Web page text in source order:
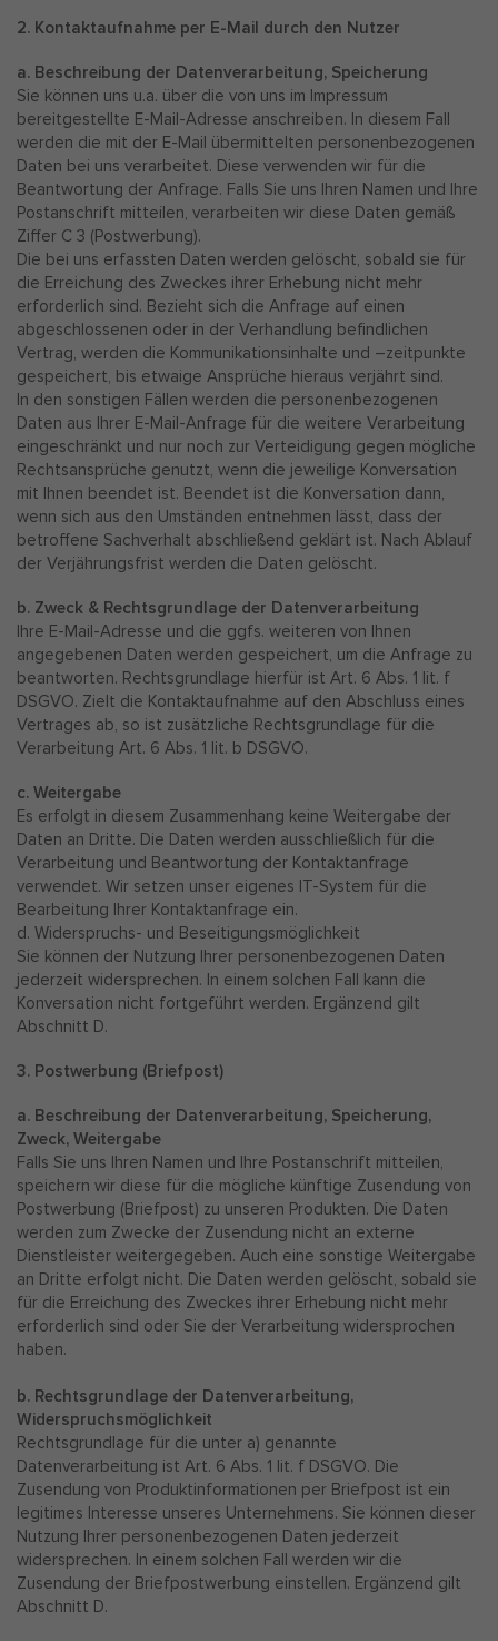
2. Kontaktaufnahme per E-Mail durch den Nutzer
a. Beschreibung der Datenverarbeitung, Speicherung
Sie können uns u.a. über die von uns im Impressum
bereitgestellte E-Mail-Adresse anschreiben. In diesem Fall
werden die mit der E-Mail übermittelten personenbezogenen
Daten bei uns verarbeitet. Diese verwenden wir für die
Beantwortung der Anfrage. Falls Sie uns Ihren Namen und Ihre
Postanschrift mitteilen, verarbeiten wir diese Daten gemäß
Ziffer C 3 (Postwerbung).
Die bei uns erfassten Daten werden gelöscht, sobald sie für
die Erreichung des Zweckes ihrer Erhebung nicht mehr
erforderlich sind. Bezieht sich die Anfrage auf einen
abgeschlossenen oder in der Verhandlung befindlichen
Vertrag, werden die Kommunikationsinhalte und –zeitpunkte
gespeichert, bis etwaige Ansprüche hieraus verjährt sind.
In den sonstigen Fällen werden die personenbezogenen
Daten aus Ihrer E-Mail-Anfrage für die weitere Verarbeitung
eingeschränkt und nur noch zur Verteidigung gegen mögliche
Rechtsansprüche genutzt, wenn die jeweilige Konversation
mit Ihnen beendet ist. Beendet ist die Konversation dann,
wenn sich aus den Umständen entnehmen lässt, dass der
betroffene Sachverhalt abschließend geklärt ist. Nach Ablauf
der Verjährungsfrist werden die Daten gelöscht.
b. Zweck & Rechtsgrundlage der Datenverarbeitung
Ihre E-Mail-Adresse und die ggfs. weiteren von Ihnen
angegebenen Daten werden gespeichert, um die Anfrage zu
beantworten. Rechtsgrundlage hierfür ist Art. 6 Abs. 1 lit. f
DSGVO. Zielt die Kontaktaufnahme auf den Abschluss eines
Vertrages ab, so ist zusätzliche Rechtsgrundlage für die
Verarbeitung Art. 6 Abs. 1 lit. b DSGVO.
c. Weitergabe
Es erfolgt in diesem Zusammenhang keine Weitergabe der
Daten an Dritte. Die Daten werden ausschließlich für die
Verarbeitung und Beantwortung der Kontaktanfrage
verwendet. Wir setzen unser eigenes IT-System für die
Bearbeitung Ihrer Kontaktanfrage ein.
d. Widerspruchs- und Beseitigungsmöglichkeit
Sie können der Nutzung Ihrer personenbezogenen Daten
jederzeit widersprechen. In einem solchen Fall kann die
Konversation nicht fortgeführt werden. Ergänzend gilt
Abschnitt D.
3. Postwerbung (Briefpost)
a. Beschreibung der Datenverarbeitung, Speicherung,
Zweck, Weitergabe
Falls Sie uns Ihren Namen und Ihre Postanschrift mitteilen,
speichern wir diese für die mögliche künftige Zusendung von
Postwerbung (Briefpost) zu unseren Produkten. Die Daten
werden zum Zwecke der Zusendung nicht an externe
Dienstleister weitergegeben. Auch eine sonstige Weitergabe
an Dritte erfolgt nicht. Die Daten werden gelöscht, sobald sie
für die Erreichung des Zweckes ihrer Erhebung nicht mehr
erforderlich sind oder Sie der Verarbeitung widersprochen
haben.
b. Rechtsgrundlage der Datenverarbeitung,
Widerspruchsmöglichkeit
Rechtsgrundlage für die unter a) genannte
Datenverarbeitung ist Art. 6 Abs. 1 lit. f DSGVO. Die
Zusendung von Produktinformationen per Briefpost ist ein
legitimes Interesse unseres Unternehmens. Sie können dieser
Nutzung Ihrer personenbezogenen Daten jederzeit
widersprechen. In einem solchen Fall werden wir die
Zusendung der Briefpostwerbung einstellen. Ergänzend gilt
Abschnitt D.